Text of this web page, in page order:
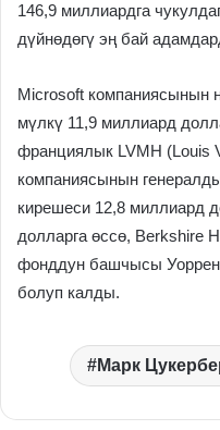
146,9 миллиардга
дүйнөдөгү эң бай
Microsoft компаниясынын
мүлкү 11,9 миллиард
франциялык LVMH (Louis
компаниясынын
кирешеси 12,8 миллиард
долларга өссө, Berkshire
фонддун башчысы
болуп калды.
Марк